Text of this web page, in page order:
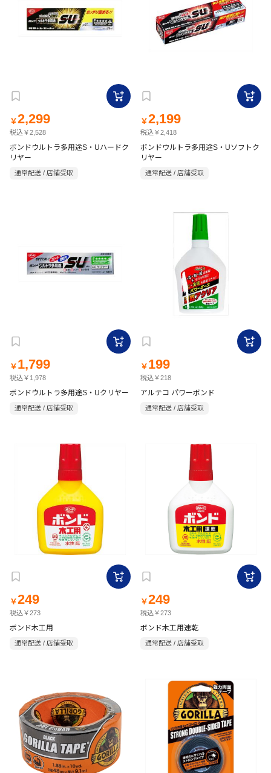
￥2,299
税込￥2,528
ボンドウルトラ多用途S・Uハードク
リヤー
通常配送 / 店舗受取
￥2,199
税込￥2,418
ボンドウルトラ多用途S・Uソフトク
リヤー
通常配送 / 店舗受取
￥ 1,799
税込￥1,978
ボンドウルトラ多用途S・Uクリヤー
通常配送 / 店舗受取
￥ 199
税込￥218
アルテコ パワーボンド
通常配送 / 店舗受取
￥249
税込￥273
ボンド木工用
通常配送 / 店舗受取
￥249
税込￥273
ボンド木工用速乾
通常配送 / 店舗受取